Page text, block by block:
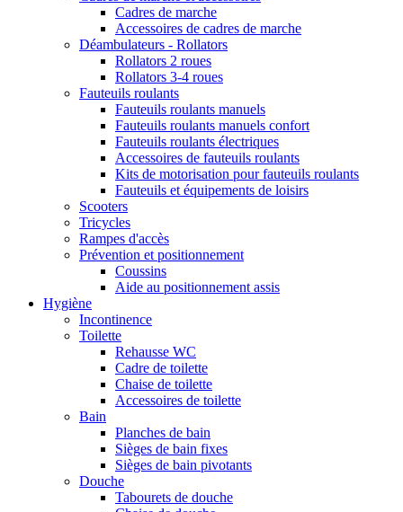
Cadres de marche
Accessoires de cadres de marche
Déambulateurs - Rollators
Rollators 2 roues
Rollators 3-4 roues
Fauteuils roulants
Fauteuils roulants manuels
Fauteuils roulants manuels confort
Fauteuils roulants électriques
Accessoires de fauteuils roulants
Kits de motorisation pour fauteuils roulants
Fauteuils et équipements de loisirs
Scooters
Tricycles
Rampes d'accès
Prévention et positionnement
Coussins
Aide au positionnement assis
Hygiène
Incontinence
Toilette
Rehausse WC
Cadre de toilette
Chaise de toilette
Accessoires de toilette
Bain
Planches de bain
Sièges de bain fixes
Sièges de bain pivotants
Douche
Tabourets de douche